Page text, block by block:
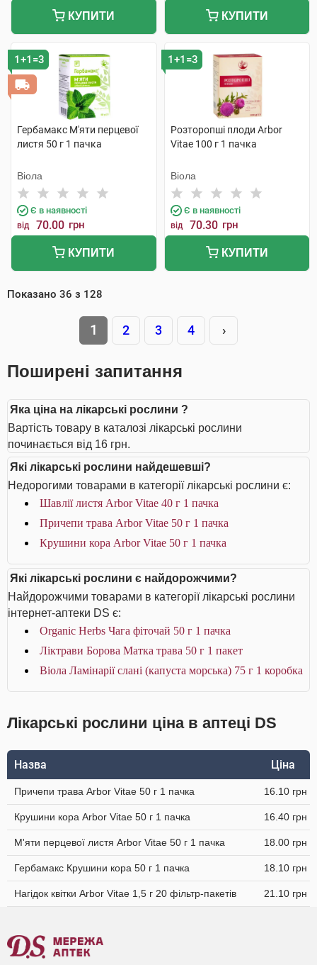
КУПИТИ КУПИТИ
1+1=3
Гербамакс М'яти перцевої
листя 50 г 1 пачка
Віола
Є в наявності
від 70.00 грн
КУПИТИ
1+1=3
Розторопші плоди Arbor
Vitae 100 г 1 пачка
Віола
Є в наявності
від 70.30 грн
КУПИТИ
Показано 36 з 128
1 2 3 4 ›
Поширені запитання
Яка ціна на лікарські рослини ?
Вартість товару в каталозі лікарські рослини
починається від 16 грн.
Які лікарські рослини найдешевші?
Недорогими товарами в категорії лікарські рослини є:
Шавлії листя Arbor Vitae 40 г 1 пачка
Причепи трава Arbor Vitae 50 г 1 пачка
Крушини кора Arbor Vitae 50 г 1 пачка
Які лікарські рослини є найдорожчими?
Найдорожчими товарами в категорії лікарські рослини
інтернет-аптеки DS є:
Organic Herbs Чага фіточай 50 г 1 пачка
Ліктрави Борова Матка трава 50 г 1 пакет
Віола Ламінарії слані (капуста морська) 75 г 1 коробка
Лікарські рослини ціна в аптеці DS
Назва Ціна
Причепи трава Arbor Vitae 50 г 1 пачка 16.10 грн
Крушини кора Arbor Vitae 50 г 1 пачка 16.40 грн
М'яти перцевої листя Arbor Vitae 50 г 1 пачка 18.00 грн
Гербамакс Крушини кора 50 г 1 пачка 18.10 грн
Нагідок квітки Arbor Vitae 1,5 г 20 фільтр-пакетів 21.10 грн